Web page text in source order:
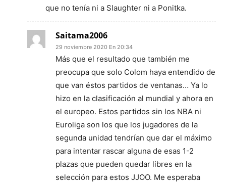
que no tenía ni a Slaughter ni a Ponitka.
Saitama2006
29 noviembre 2020 En 20:34
Más que el resultado que también me
preocupa que solo Colom haya entendido de
que van éstos partidos de ventanas… Ya lo
hizo en la clasificación al mundial y ahora en
el europeo. Estos partidos sin los NBA ni
Euroliga son los que los jugadores de la
segunda unidad tendrían que dar el máximo
para intentar rascar alguna de esas 1-2
plazas que pueden quedar libres en la
selección para estos JJOO. Me esperaba